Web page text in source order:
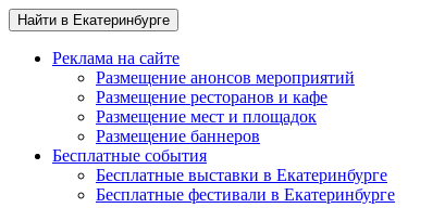
Найти в Екатеринбурге
Реклама на сайте
Размещение анонсов мероприятий
Размещение ресторанов и кафе
Размещение мест и площадок
Размещение баннеров
Бесплатные события
Бесплатные выставки в Екатеринбурге
Бесплатные фестивали в Екатеринбурге